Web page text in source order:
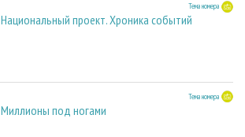
Тема номера
Национальный проект. Хроника событий
Тема номера
Миллионы под ногами